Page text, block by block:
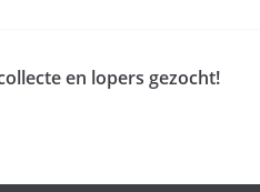
en lopers gezocht!